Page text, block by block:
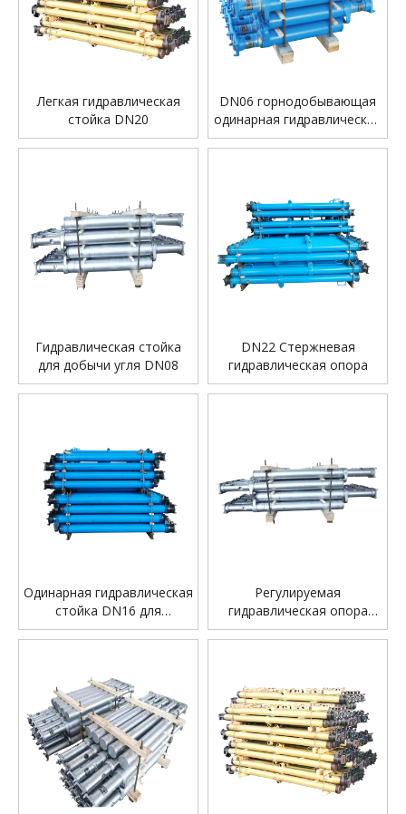
Легкая гидравлическая
стойка DN20
DN06 горнодобывающая
одинарная гидравлическая
стойка
Гидравлическая стойка
для добычи угля DN08
DN22 Стержневая
гидравлическая опора
Одинарная гидравлическая
стойка DN16 для
поддержки
Регулируемая
гидравлическая опора
DN18